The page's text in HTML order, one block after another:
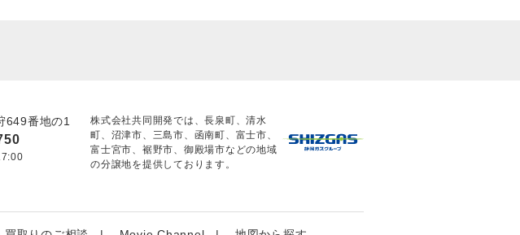
番地の1
株式会社共同開発では、長泉町、清水
町、沼津市、三島市、函南町、富士市、
富士宮市、裾野市、御殿場市などの地域
の分譲地を提供しております。